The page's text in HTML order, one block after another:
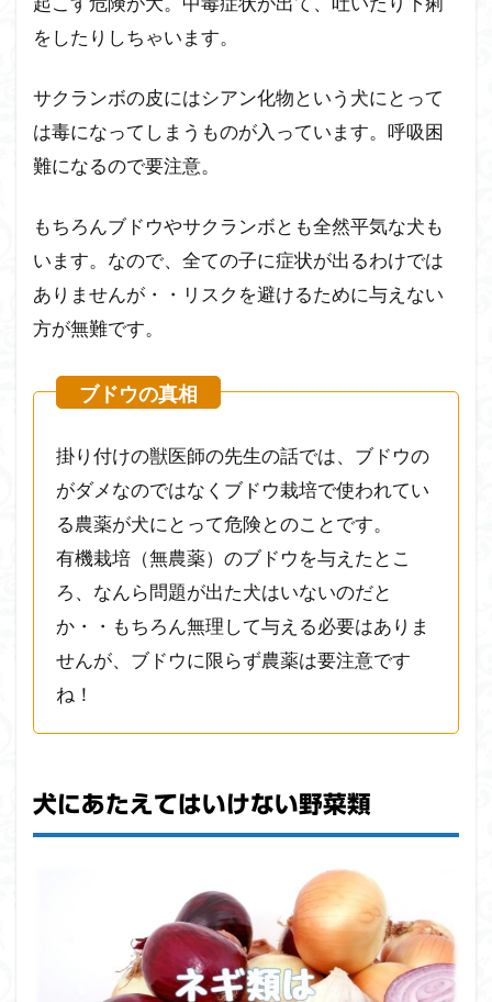
をしたりしちゃいます。
サクランボの皮にはシアン化物という犬にとって
は毒になってしまうものが入っています。呼吸困
難になるので要注意。
もちろんブドウやサクランボとも全然平気な犬も
います。なので、全ての子に症状が出るわけでは
ありませんが・・リスクを避けるために与えない
方が無難です。
掛り付けの獣医師の先生の話では、ブドウの
がダメなのではなくブドウ栽培で使われてい
る農薬が犬にとって危険とのことです。
有機栽培（無農薬）のブドウを与えたとこ
ろ、なんら問題が出た犬はいないのだと
か・・もちろん無理して与える必要はありま
せんが、ブドウに限らず農薬は要注意です
ね！
犬にあたえてはいけない野菜類